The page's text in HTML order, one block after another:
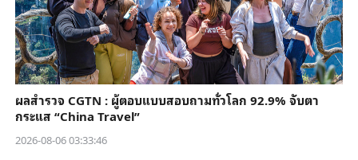
ผลสำรวจ CGTN : ผู้ตอบแบบสอบถามทั่วโลก 92.9% จับตา
กระแส “China Travel”
2026-08-06 03:33:46